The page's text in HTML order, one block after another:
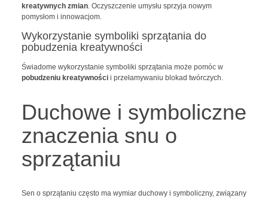
kreatywnych zmian. Oczyszczenie umysłu sprzyja nowym
pomysłom i innowacjom.
Wykorzystanie symboliki sprzątania do
pobudzenia kreatywności
Świadome wykorzystanie symboliki sprzątania może pomóc w
pobudzeniu kreatywnościi przełamywaniu blokad twórczych.
Duchowe i symboliczne
znaczenia snu o
sprzątaniu
Sen o sprzątaniu często ma wymiar duchowy i symboliczny, związany